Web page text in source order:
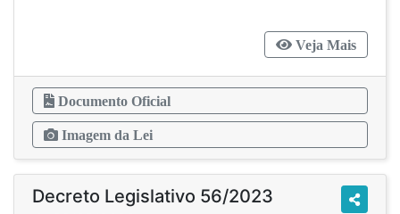
Veja Mais
Documento Oficial
Imagem da Lei
Decreto Legislativo 56/2023